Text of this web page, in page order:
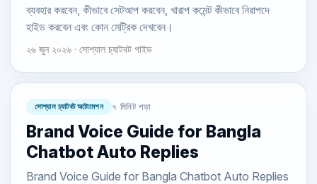
ব্যবহার করবেন, কীভাবে সেটআপ করবেন, খারাপ কমেন্ট কীভাবে নিরাপদে
হাইড করবেন এবং কোন মেট্রিক দেখবেন।
২৬ জুন ২০২৬ · সোশ্যাল চ্যাটবট গাইড
সোশ্যাল চ্যাটবট অটোমেশন ৭ মিনিট পড়া
Brand Voice Guide for Bangla
Chatbot Auto Replies
Brand Voice Guide for Bangla Chatbot Auto Replies